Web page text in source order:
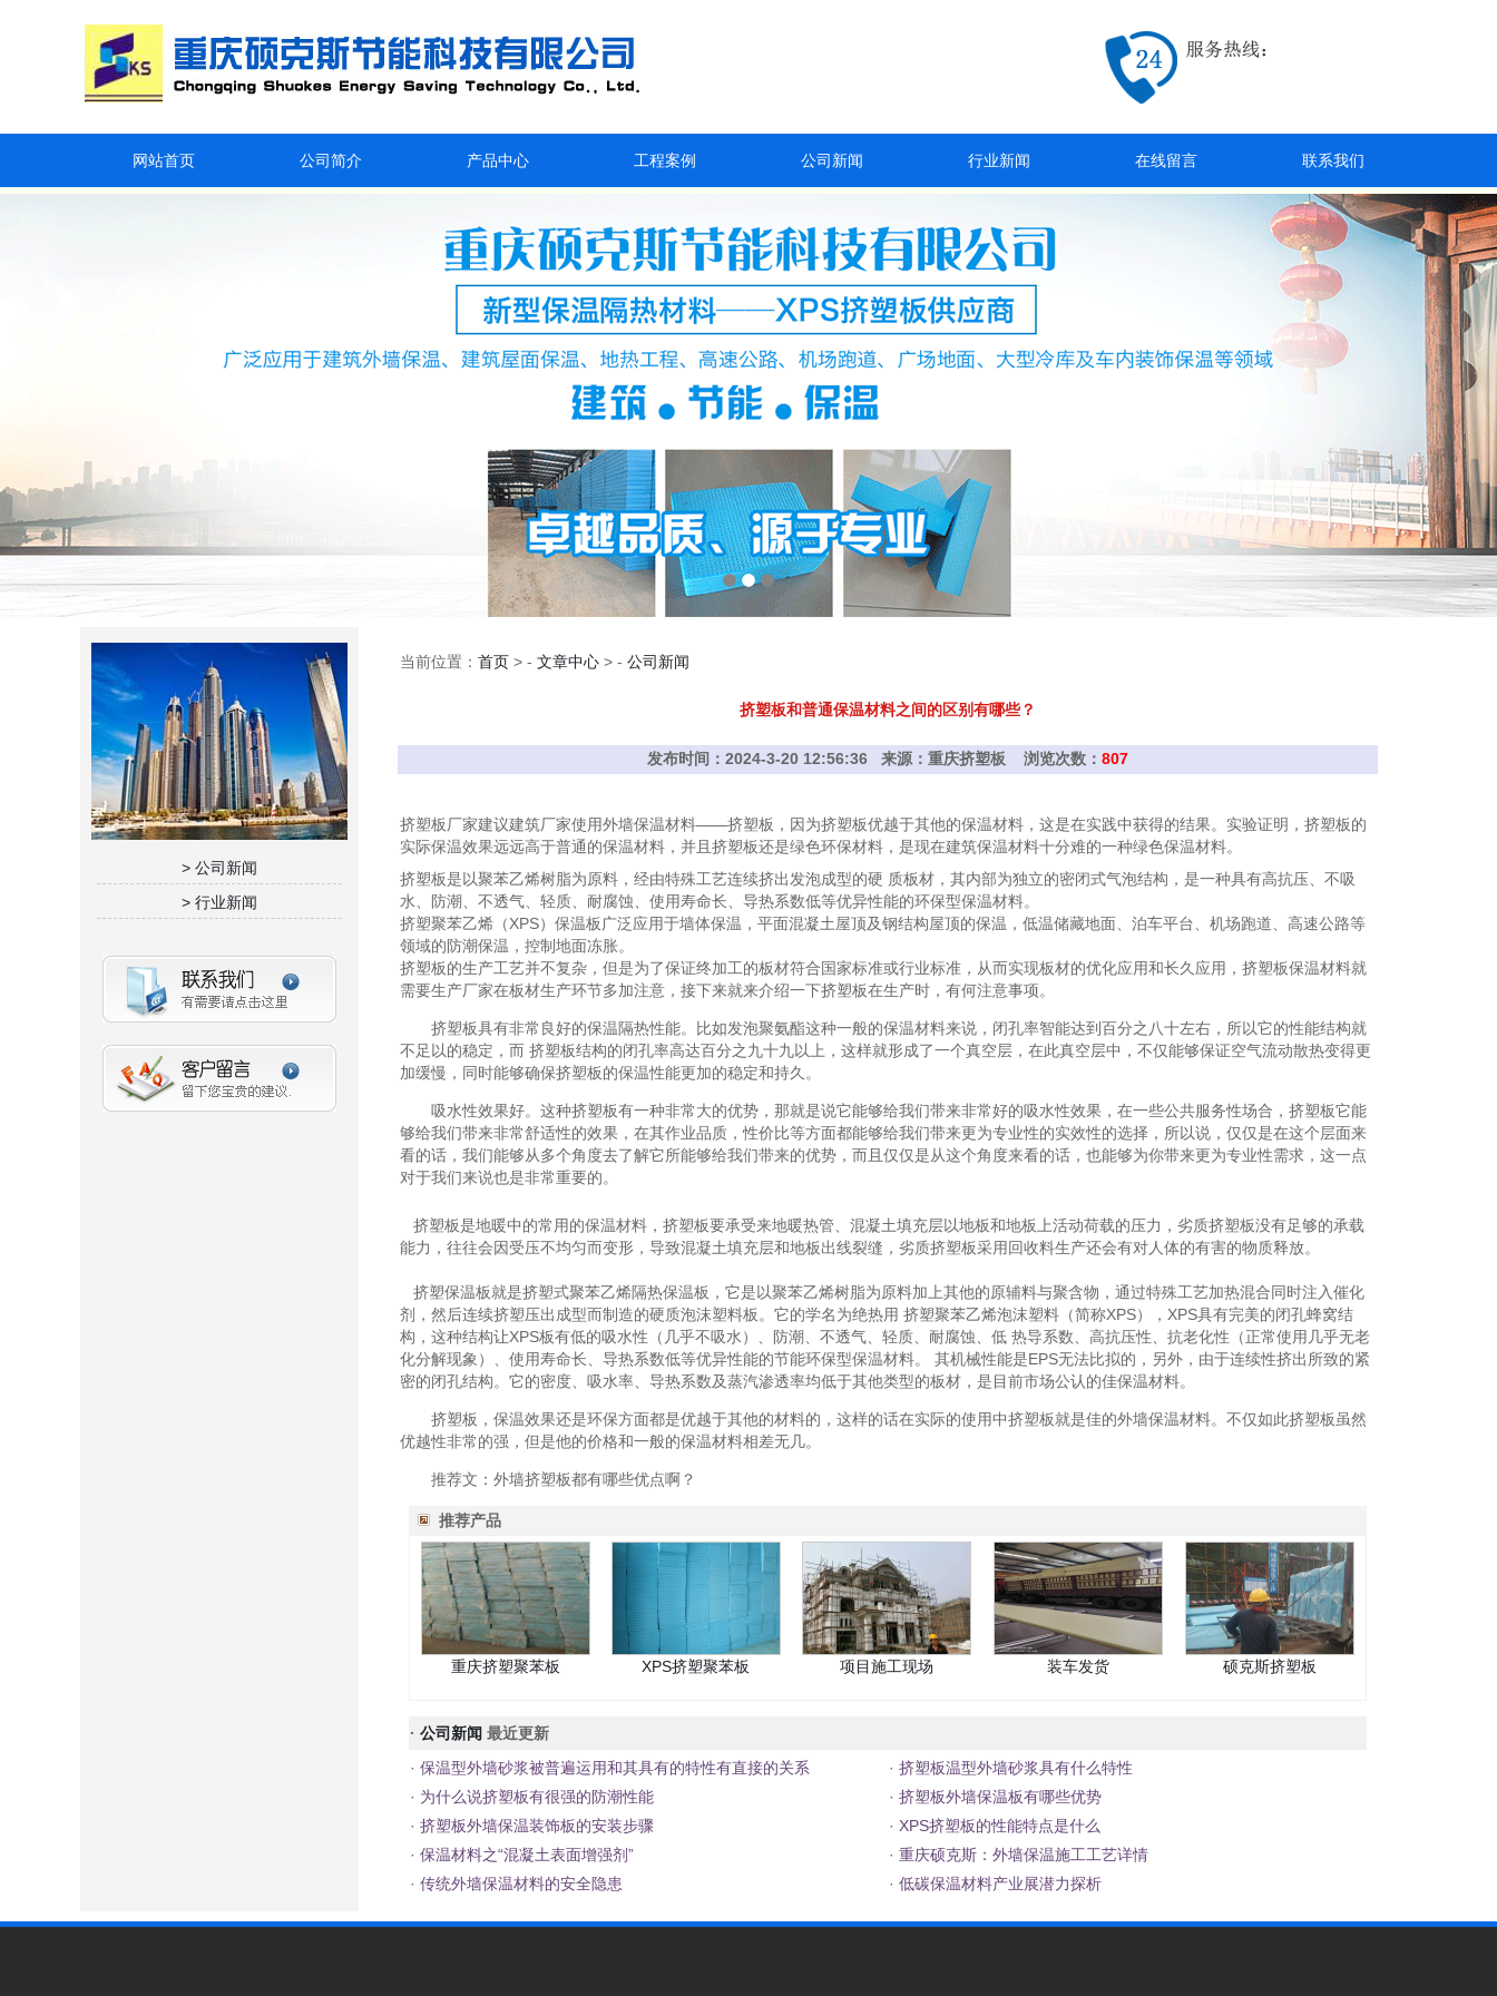
网站首页 公司简介 产品中心 工程案例 公司新闻 行业新闻 在线留言 联系我们
> 公司新闻
> 行业新闻
当前位置： 首页 > - 文章中心 > - 公司新闻
挤塑板和普通保温材料之间的区别有哪些？
发布时间：2024-3-20 12:56:36 来源：重庆挤塑板 浏览次数： 807
挤塑板厂家建议建筑厂家使用外墙保温材料——挤塑板，因为挤塑板优越于其他的保温材料，这是在实践中获得的结果。实验证明，挤塑板的
实际保温效果远远高于普通的保温材料，并且挤塑板还是绿色环保材料，是现在建筑保温材料十分难的一种绿色保温材料。
挤塑板是以聚苯乙烯树脂为原料，经由特殊工艺连续挤出发泡成型的硬 质板材，其内部为独立的密闭式气泡结构，是一种具有高抗压、不吸
水、防潮、不透气、轻质、耐腐蚀、使用寿命长、导热系数低等优异性能的环保型保温材料。
挤塑聚苯乙烯（XPS）保温板广泛应用于墙体保温，平面混凝土屋顶及钢结构屋顶的保温，低温储藏地面、泊车平台、机场跑道、高速公路等
领域的防潮保温，控制地面冻胀。
挤塑板的生产工艺并不复杂，但是为了保证终加工的板材符合国家标准或行业标准，从而实现板材的优化应用和长久应用，挤塑板保温材料就
需要生产厂家在板材生产环节多加注意，接下来就来介绍一下挤塑板在生产时，有何注意事项。
挤塑板具有非常良好的保温隔热性能。比如发泡聚氨酯这种一般的保温材料来说，闭孔率智能达到百分之八十左右，所以它的性能结构就
不足以的稳定，而 挤塑板结构的闭孔率高达百分之九十九以上，这样就形成了一个真空层，在此真空层中，不仅能够保证空气流动散热变得更
加缓慢，同时能够确保挤塑板的保温性能更加的稳定和持久。
吸水性效果好。这种挤塑板有一种非常大的优势，那就是说它能够给我们带来非常好的吸水性效果，在一些公共服务性场合，挤塑板它能
够给我们带来非常舒适性的效果，在其作业品质，性价比等方面都能够给我们带来更为专业性的实效性的选择，所以说，仅仅是在这个层面来
看的话，我们能够从多个角度去了解它所能够给我们带来的优势，而且仅仅是从这个角度来看的话，也能够为你带来更为专业性需求，这一点
对于我们来说也是非常重要的。
挤塑板是地暖中的常用的保温材料，挤塑板要承受来地暖热管、混凝土填充层以地板和地板上活动荷载的压力，劣质挤塑板没有足够的承载
能力，往往会因受压不均匀而变形，导致混凝土填充层和地板出线裂缝，劣质挤塑板采用回收料生产还会有对人体的有害的物质释放。
挤塑保温板就是挤塑式聚苯乙烯隔热保温板，它是以聚苯乙烯树脂为原料加上其他的原辅料与聚含物，通过特殊工艺加热混合同时注入催化
剂，然后连续挤塑压出成型而制造的硬质泡沫塑料板。它的学名为绝热用 挤塑聚苯乙烯泡沫塑料（简称XPS），XPS具有完美的闭孔蜂窝结
构，这种结构让XPS板有低的吸水性（几乎不吸水）、防潮、不透气、轻质、耐腐蚀、低 热导系数、高抗压性、抗老化性（正常使用几乎无老
化分解现象）、使用寿命长、导热系数低等优异性能的节能环保型保温材料。 其机械性能是EPS无法比拟的，另外，由于连续性挤出所致的紧
密的闭孔结构。它的密度、吸水率、导热系数及蒸汽渗透率均低于其他类型的板材，是目前市场公认的佳保温材料。
挤塑板，保温效果还是环保方面都是优越于其他的材料的，这样的话在实际的使用中挤塑板就是佳的外墙保温材料。不仅如此挤塑板虽然
优越性非常的强，但是他的价格和一般的保温材料相差无几。
推荐文：外墙挤塑板都有哪些优点啊？
推荐产品
重庆挤塑聚苯板 XPS挤塑聚苯板 项目施工现场 装车发货 硕克斯挤塑板
· 公司新闻 最近更新
· 保温型外墙砂浆被普遍运用和其具有的特性有直接的关系 · 挤塑板温型外墙砂浆具有什么特性
· 为什么说挤塑板有很强的防潮性能 · 挤塑板外墙保温板有哪些优势
· 挤塑板外墙保温装饰板的安装步骤 · XPS挤塑板的性能特点是什么
· 保温材料之“混凝土表面增强剂” · 重庆硕克斯：外墙保温施工工艺详情
· 传统外墙保温材料的安全隐患 · 低碳保温材料产业展潜力探析